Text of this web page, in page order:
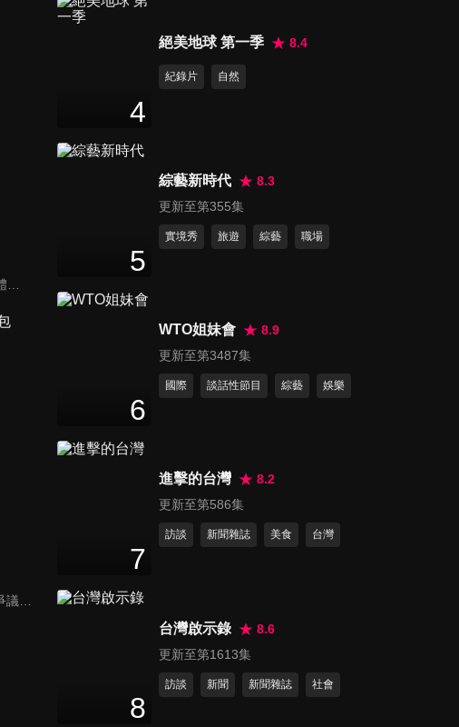
NewJeans,閔熙珍,HYBE爭議懶人包
10
分鐘
INFINITE東雨x成烈見面會
2023台北站
北站
w-inds-演唱會：LIVE TOUR
鄭容和演唱會2023台北站
2分鐘
臉紅的思春期-台北演唱會
分鐘
4
絕美地球 第一季 8.4
紀錄片 自然
5
綜藝新時代
8.3
更新至第355集
實境秀 旅遊 綜藝 職場
6
WTO姐妹會
8.9
更新至第3487集
國際 談話性節目 綜藝 娛樂
7
進擊的台灣
8.2
更新至第586集
訪談 新聞雜誌 美食 台灣
8
台灣啟示錄
8.6
更新至第1613集
訪談 新聞 新聞雜誌 社會